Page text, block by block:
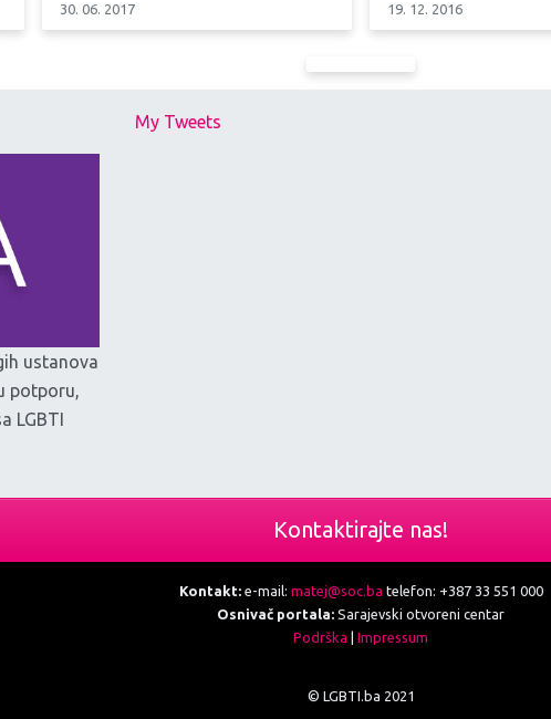
30. 06. 2017 19. 12. 2016
ustanova
potporu,
LGBTI
My Tweets
Kontaktirajte nas!
Kontakt:e-mail: matej@soc.ba telefon: +387 33 551 000
Osnivač portala: Sarajevski otvoreni centar
Podrška
Impressum
© LGBTI.ba 2021